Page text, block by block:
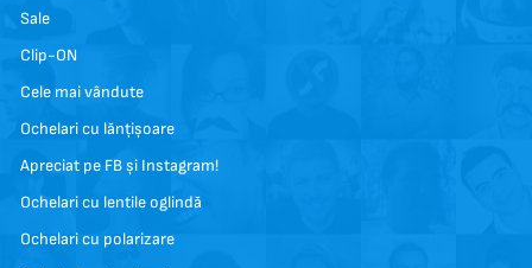
Sale
Clip-ON
Cele mai vândute
Ochelari cu lănțișoare
Apreciat pe FB și Instagram!
Ochelari cu lentile oglindă
Ochelari cu polarizare